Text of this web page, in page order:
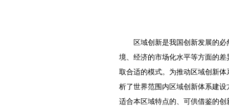
区域创新是我国创新发展的必然
境、经济的市场化水平等方面的
取合适的模式。为推动区域创新
析了世界范围内区域创新体系建
适合本区域特点的、可供借鉴的